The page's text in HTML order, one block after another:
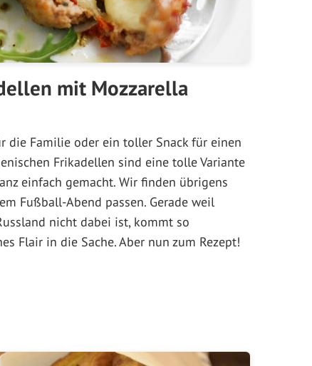
mit Mozzarella
die Familie oder ein toller Snack für einen
Frikadellen sind eine tolle Variante
einfach gemacht. Wir finden übrigens
Fußball-Abend passen. Gerade weil
nicht dabei ist, kommt so
Flair in die Sache. Aber nun zum Rezept!